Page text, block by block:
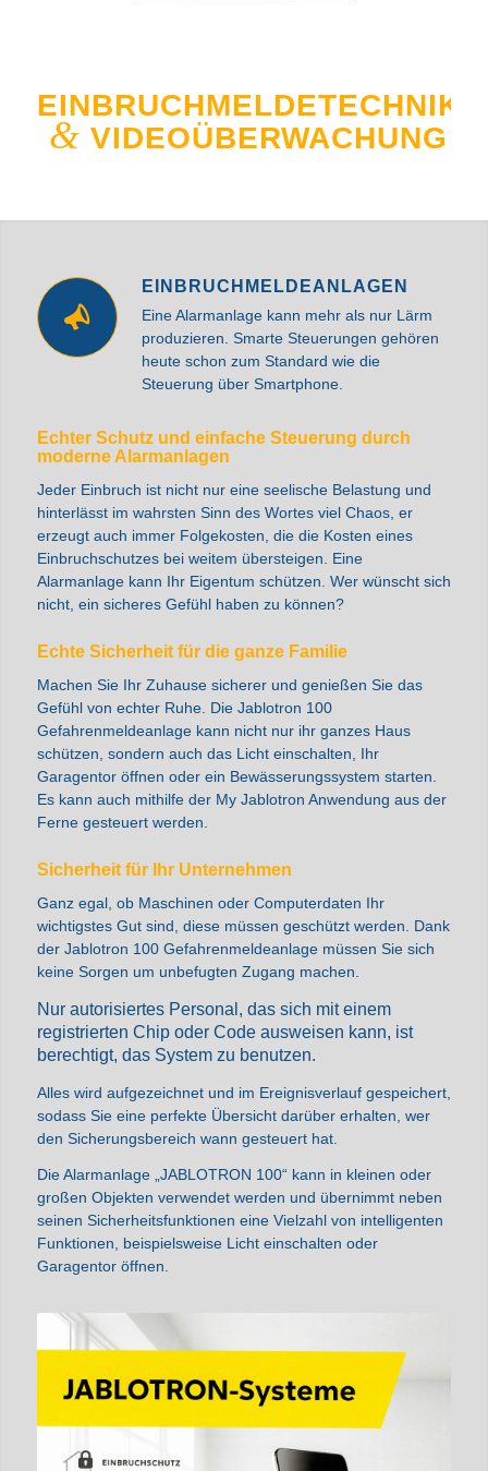
EINBRUCHMELDETECHNIK
& VIDEOÜBERWACHUNG
EINBRUCHMELDEANLAGEN
Eine Alarmanlage kann mehr als nur Lärm
produzieren. Smarte Steuerungen gehören
heute schon zum Standard wie die
Steuerung über Smartphone.
Echter Schutz und einfache Steuerung durch
moderne Alarmanlagen
Jeder Einbruch ist nicht nur eine seelische Belastung und
hinterlässt im wahrsten Sinn des Wortes viel Chaos, er
erzeugt auch immer Folgekosten, die die Kosten eines
Einbruchschutzes bei weitem übersteigen. Eine
Alarmanlage kann Ihr Eigentum schützen. Wer wünscht sich
nicht, ein sicheres Gefühl haben zu können?
Echte Sicherheit für die ganze Familie
Machen Sie Ihr Zuhause sicherer und genießen Sie das
Gefühl von echter Ruhe. Die Jablotron 100
Gefahrenmeldeanlage kann nicht nur ihr ganzes Haus
schützen, sondern auch das Licht einschalten, Ihr
Garagentor öffnen oder ein Bewässerungssystem starten.
Es kann auch mithilfe der My Jablotron Anwendung aus der
Ferne gesteuert werden.
Sicherheit für Ihr Unternehmen
Ganz egal, ob Maschinen oder Computerdaten Ihr
wichtigstes Gut sind, diese müssen geschützt werden. Dank
der Jablotron 100 Gefahrenmeldeanlage müssen Sie sich
keine Sorgen um unbefugten Zugang machen.
Nur autorisiertes Personal, das sich mit einem
registrierten Chip oder Code ausweisen kann, ist
berechtigt, das System zu benutzen.
Alles wird aufgezeichnet und im Ereignisverlauf gespeichert,
sodass Sie eine perfekte Übersicht darüber erhalten, wer
den Sicherungsbereich wann gesteuert hat.
Die Alarmanlage „JABLOTRON 100“ kann in kleinen oder
großen Objekten verwendet werden und übernimmt neben
seinen Sicherheitsfunktionen eine Vielzahl von intelligenten
Funktionen, beispielsweise Licht einschalten oder
Garagentor öffnen.